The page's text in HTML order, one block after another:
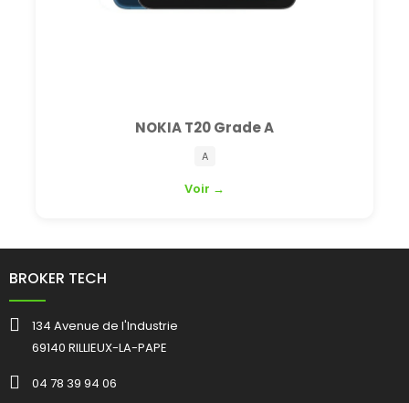
NOKIA T20 Grade A
A
Voir →
BROKER TECH
134 Avenue de l'Industrie
69140 RILLIEUX-LA-PAPE
04 78 39 94 06